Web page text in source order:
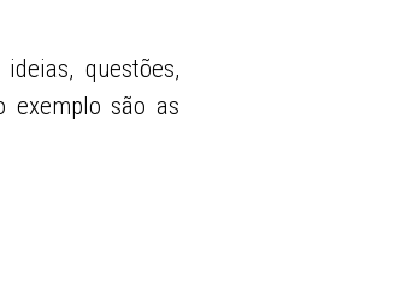
questões,
exemplo são as